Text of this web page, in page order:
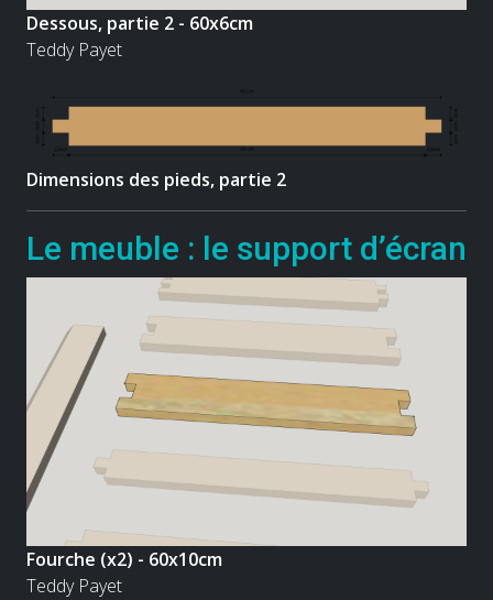
Dessous, partie 2 - 60x6cm
Teddy Payet
Dimensions des pieds, partie 2
Le meuble : le support d’écran
Fourche (x2) - 60x10cm
Teddy Payet